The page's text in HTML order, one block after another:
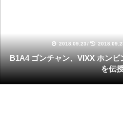
2018.09.23/
B1A4 ゴンチャン、VIXX ホンビンも驚いた「セルカのコツ」
を伝